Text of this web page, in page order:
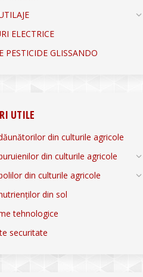
ELECTRICE
PESTICIDE GLISSANDO
UTILE
din culturile agricole
din culturile agricole
din culturile agricole
din sol
tehnologice
securitate